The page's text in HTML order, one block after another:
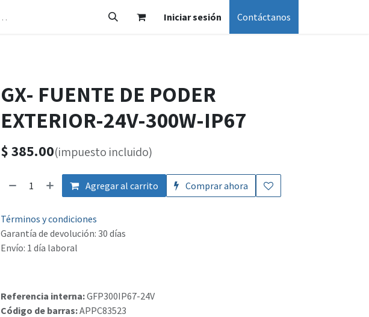
Iniciar sesión Contáctanos
GX- FUENTE DE PODER
EXTERIOR-24V-300W-IP67
$385.00(impuesto incluido)
Agregar al carrito Comprar ahora
Términos y condiciones
Garantía de devolución: 30 días
Envío: 1 día laboral
Referencia interna:GFP300IP67-24V
Código de barras:APPC83523